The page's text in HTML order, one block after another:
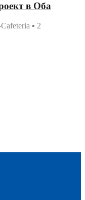
в Оба
▪ 2